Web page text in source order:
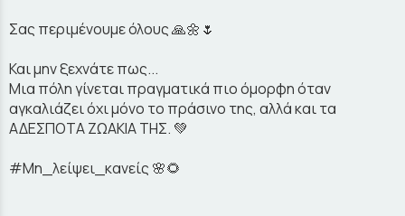
Σας περιμένουμε όλους 🙏🌼🌷
Και μην ξεχνάτε πως...
Μια πόλη γίνεται πραγματικά πιο όμορφη όταν
αγκαλιάζει όχι μόνο το πράσινο της, αλλά και τα
ΑΔΕΣΠΟΤΑ ΖΩΑΚΙΑ ΤΗΣ. 💚
#Μη_λείψει_κανείς 🌸🌻